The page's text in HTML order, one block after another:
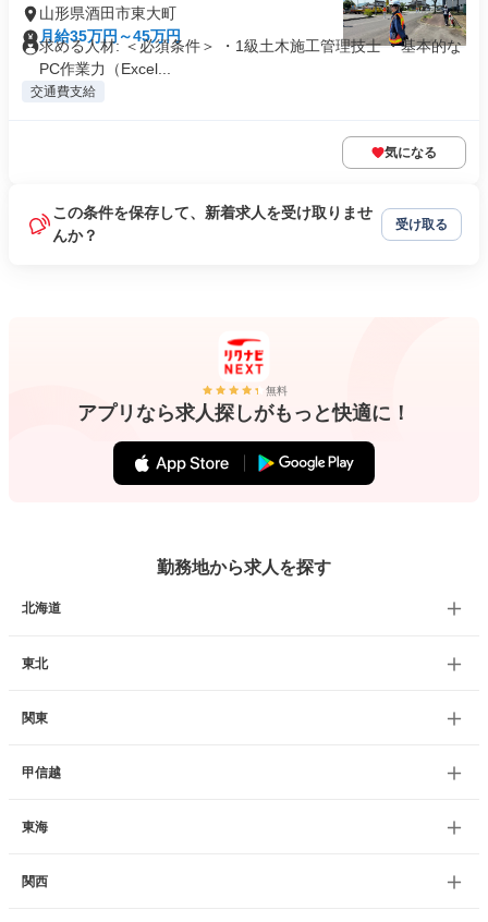
山形県酒田市東大町
月給35万円～45万円
求める人材: ＜必須条件＞ ・1級土木施工管理技士 ・基本的な
PC作業力（Excel...
交通費支給
気になる
この条件を保存して、新着求人を受け取りませ
んか？
受け取る
無料
アプリなら求人探しがもっと快適に！
勤務地から求人を探す
北海道
東北
関東
甲信越
東海
関西